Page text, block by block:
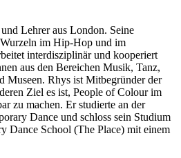
Lehrer aus London. Seine
im Hip-Hop und im
interdisziplinär und kooperiert
aus den Bereichen Musik, Tanz,
Museen. Rhys ist Mitbegründer der
Ziel es ist, People of Colour im
zu machen. Er studierte an der
Dance und schloss sein Studium
Dance School (The Place) mit einem